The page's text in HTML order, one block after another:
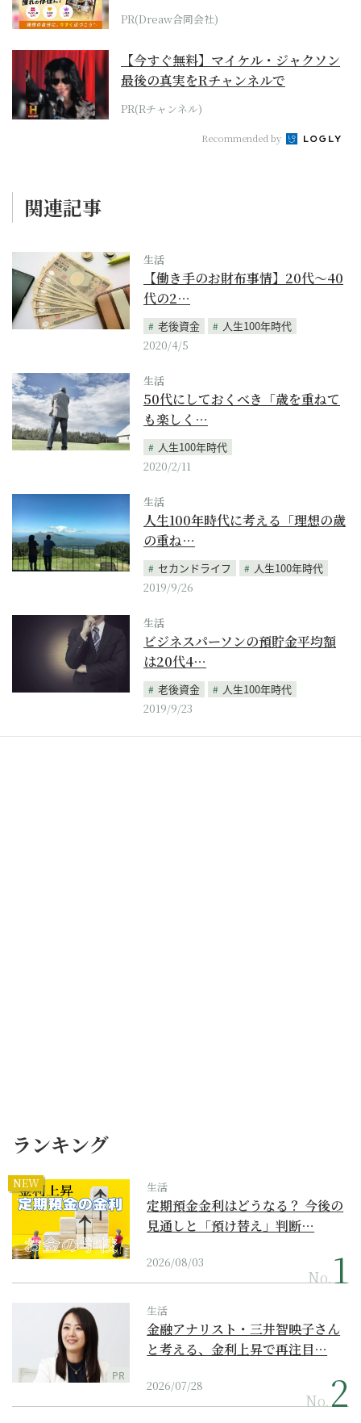
PR(Dreaw合同会社)
【今すぐ無料】マイケル・ジャクソン
最後の真実をRチャンネルで
PR(Rチャンネル)
Recommended by
関連記事
生活
【働き手のお財布事情】20代～40
代の2…
老後資金
人生100年時代
2020/4/5
生活
50代にしておくべき「歳を重ねて
も楽しく…
人生100年時代
2020/2/11
生活
人生100年時代に考える「理想の歳
の重ね…
セカンドライフ
人生100年時代
2019/9/26
生活
ビジネスパーソンの預貯金平均額
は20代4…
老後資金
人生100年時代
2019/9/23
ランキング
NEW 生活
定期預金金利はどうなる？ 今後の
見通しと「預け替え」判断…
2026/08/03
No.
PR
生活
金融アナリスト・三井智映子さん
と考える、金利上昇で再注目…
2026/07/28
No.